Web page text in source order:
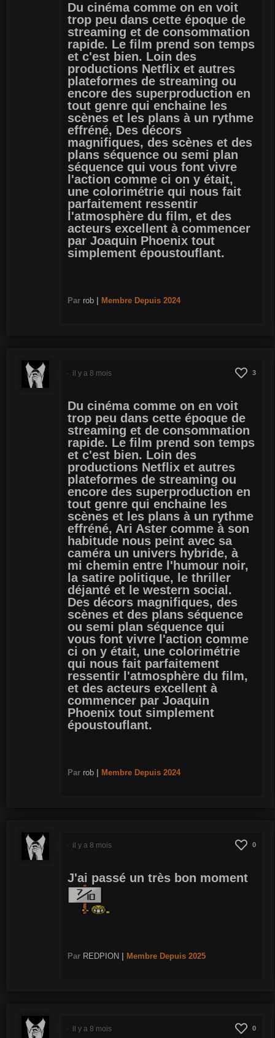
Du cinéma comme on en voit
trop peu dans cette époque de
streaming et de consommation
rapide. Le film prend son temps
et c'est bien. Loin des
productions Netflix et autres
plateformes de streaming ou
encore des superproduction en
tout genre qui enchaine les
scènes et les plans à un rythme
effréné, Des décors
magnifiques, des scènes et des
plans séquence ou semi plan
séquence qui vous font vivre
l'action comme ci on y était,
une colorimétrie qui nous fait
parfaitement ressentir
l'atmosphère du film, et des
acteurs excellent à commencer
par Joaquin Phoenix tout
simplement époustouflant.
Par rob Membre Depuis 2024
3
Du cinéma comme on en voit
trop peu dans cette époque de
streaming et de consommation
rapide. Le film prend son temps
et c'est bien. Loin des
productions Netflix et autres
plateformes de streaming ou
encore des superproduction en
tout genre qui enchaine les
scènes et les plans à un rythme
effréné, Ari Aster comme à son
habitude nous peint avec sa
caméra un univers hybride, à
mi chemin entre l'humour noir,
la satire politique, le thriller
déjanté et le western social.
Des décors magnifiques, des
scènes et des plans séquence
ou semi plan séquence qui
vous font vivre l'action comme
ci on y était, une colorimétrie
qui nous fait parfaitement
ressentir l'atmosphère du film,
et des acteurs excellent à
commencer par Joaquin
Phoenix tout simplement
époustouflant.
Par rob Membre Depuis 2024
il y a 8 mois
0
J'ai passé un très bon moment
Par REDPION Membre Depuis 2025
il y a 8 mois
0
il y a 8 mois